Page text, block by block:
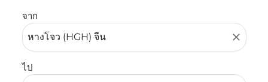
จาก
close
ไป